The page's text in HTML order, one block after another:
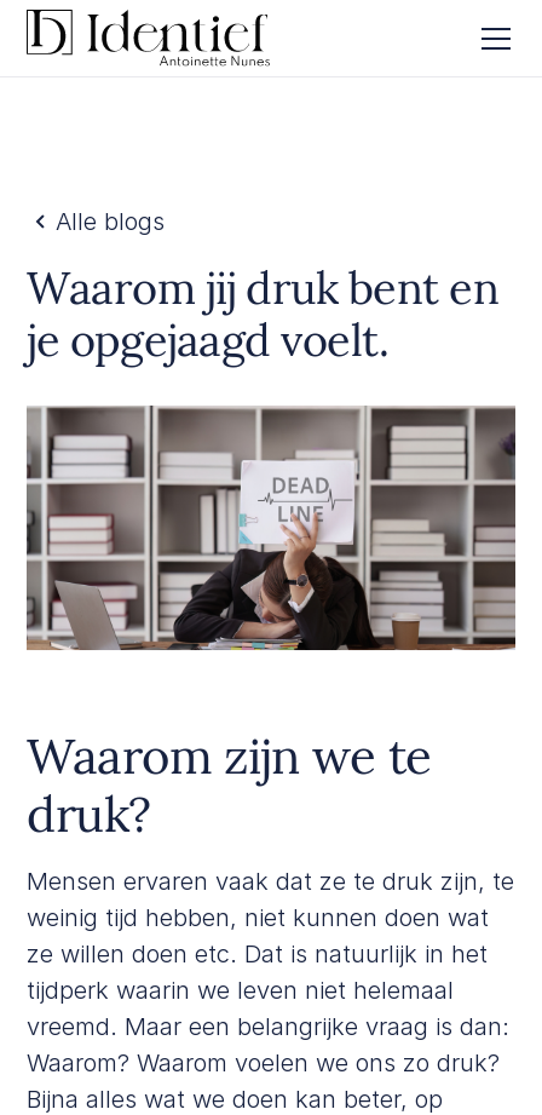
Alle blogs
Waarom jij druk bent en
je opgejaagd voelt.
Waarom zijn we te
druk?
Mensen ervaren vaak dat ze te druk zijn, te
weinig tijd hebben, niet kunnen doen wat
ze willen doen etc. Dat is natuurlijk in het
tijdperk waarin we leven niet helemaal
vreemd. Maar een belangrijke vraag is dan:
Waarom? Waarom voelen we ons zo druk?
Bijna alles wat we doen kan beter, op